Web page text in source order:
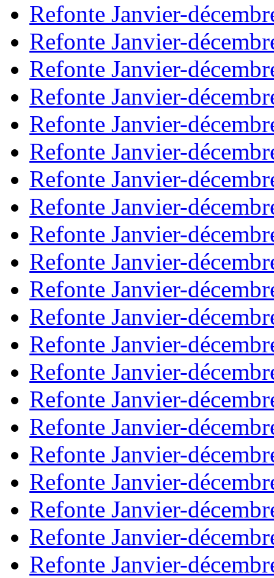
Refonte Janvier-
Refonte Janvier-
Refonte Janvier-
Refonte Janvier-
Refonte Janvier-
Refonte Janvier-
Refonte Janvier-
Refonte Janvier-
Refonte Janvier-
Refonte Janvier-
Refonte Janvier-
Refonte Janvier-
Refonte Janvier-
Refonte Janvier-
Refonte Janvier-
Refonte Janvier-
Refonte Janvier-
Refonte Janvier-
Refonte Janvier-
Refonte Janvier-
Refonte Janvier-